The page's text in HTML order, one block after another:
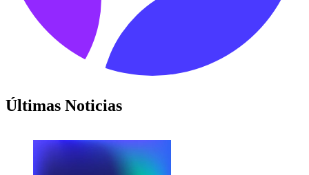
Últimas Noticias